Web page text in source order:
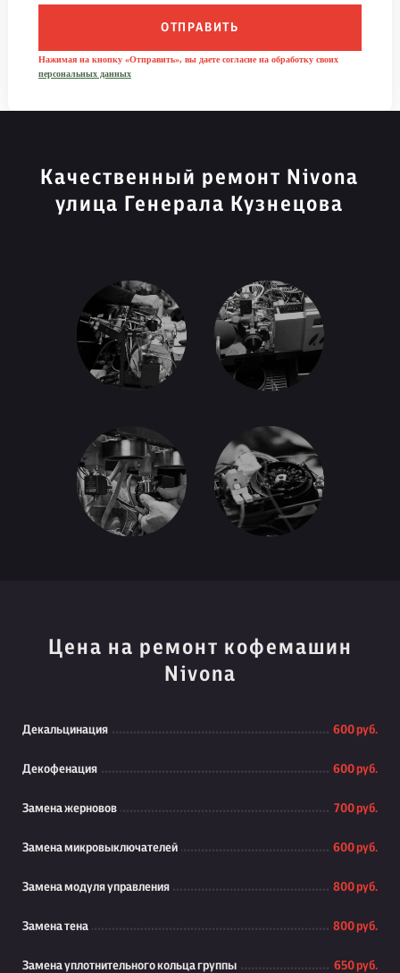
ОТПРАВИТЬ
Нажимая на кнопку «Отправить», вы даете согласие на обработку своих
персональных данных
Качественный ремонт Nivona
улица Генерала Кузнецова
Цена на ремонт кофемашин
Nivona
Декальцинация 600 руб.
Декофенация 600 руб.
Замена жерновов 700 руб.
Замена микровыключателей 600 руб.
Замена модуля управления 800 руб.
Замена тена 800 руб.
Замена уплотнительного кольца группы 650 руб.